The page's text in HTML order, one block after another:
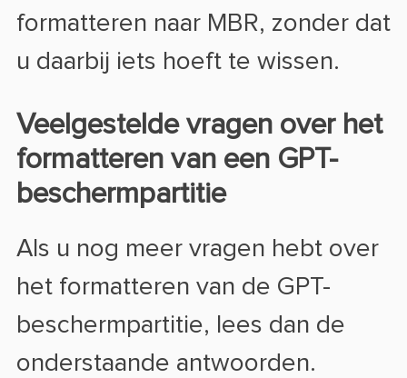
formatteren naar MBR, zonder dat
u daarbij iets hoeft te wissen.
Veelgestelde vragen over het
formatteren van een GPT-
beschermpartitie
Als u nog meer vragen hebt over
het formatteren van de GPT-
beschermpartitie, lees dan de
onderstaande antwoorden.